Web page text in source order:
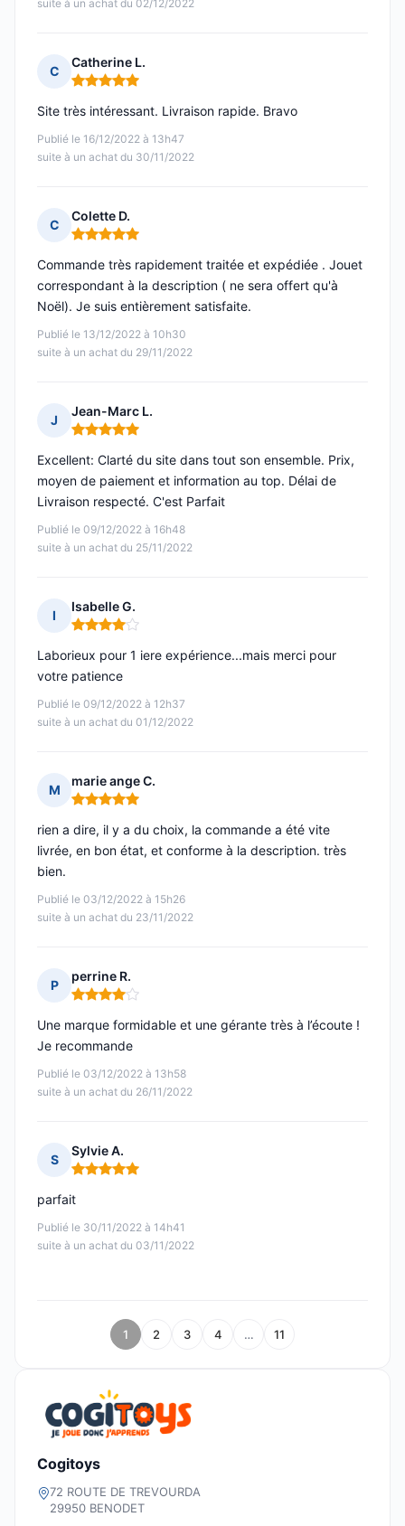
suite à un achat du 02/12/2022
C
Catherine L.
Note : 5 sur 5
Publié le 16/12/2022 à 13h47
suite à un achat du 30/11/2022
Site très intéressant. Livraison rapide. Bravo
C
Colette D.
Note : 5 sur 5
Publié le 13/12/2022 à 10h30
suite à un achat du 29/11/2022
Commande très rapidement traitée et expédiée . Jouet
correspondant à la description ( ne sera offert qu'à
Noël). Je suis entièrement satisfaite.
J
Jean-Marc L.
Note : 5 sur 5
Publié le 09/12/2022 à 16h48
suite à un achat du 25/11/2022
Excellent: Clarté du site dans tout son ensemble. Prix,
moyen de paiement et information au top. Délai de
Livraison respecté. C'est Parfait
I
Isabelle G.
Note : 4 sur 5
Publié le 09/12/2022 à 12h37
suite à un achat du 01/12/2022
Laborieux pour 1 iere expérience...mais merci pour
votre patience
M
marie ange C.
Note : 5 sur 5
Publié le 03/12/2022 à 15h26
suite à un achat du 23/11/2022
rien a dire, il y a du choix, la commande a été vite
livrée, en bon état, et conforme à la description. très
bien.
P
perrine R.
Note : 4 sur 5
Publié le 03/12/2022 à 13h58
suite à un achat du 26/11/2022
Une marque formidable et une gérante très à l’écoute !
Je recommande
S
Sylvie A.
Note : 5 sur 5
Publié le 30/11/2022 à 14h41
suite à un achat du 03/11/2022
parfait
1 2 3 4 … 11
Cogitoys
72 ROUTE DE TREVOURDA
29950 BENODET